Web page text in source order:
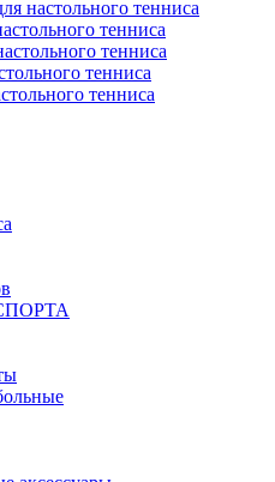
настольного тенниса
тенниса
тенниса
тенниса
тенниса